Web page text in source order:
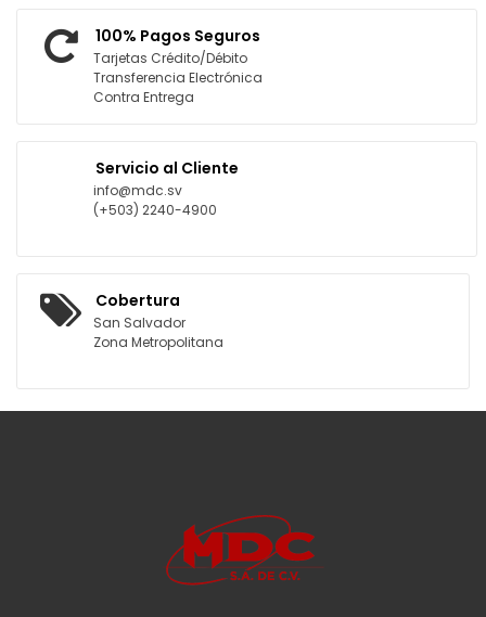
100% Pagos Seguros
Tarjetas Crédito/Débito
Transferencia Electrónica
Contra Entrega
Servicio al Cliente
info@mdc.sv
(+503) 2240-4900
Cobertura
San Salvador
Zona Metropolitana